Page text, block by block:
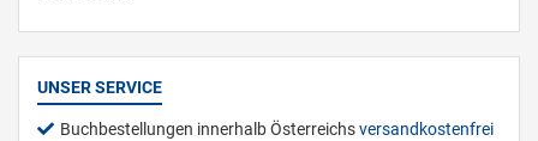
UNSER SERVICE
Buchbestellungen innerhalb Österreichsversandkostenfrei